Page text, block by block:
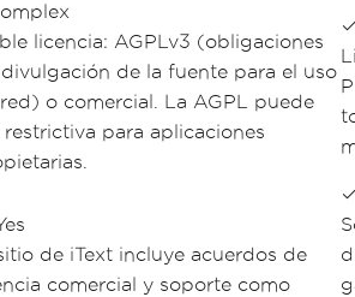
licencia: AGPLv3 (obligaciones
de la fuente para el uso
o comercial. La AGPL puede
restrictiva para aplicaciones
de iText incluye acuerdos de
comercial y soporte como